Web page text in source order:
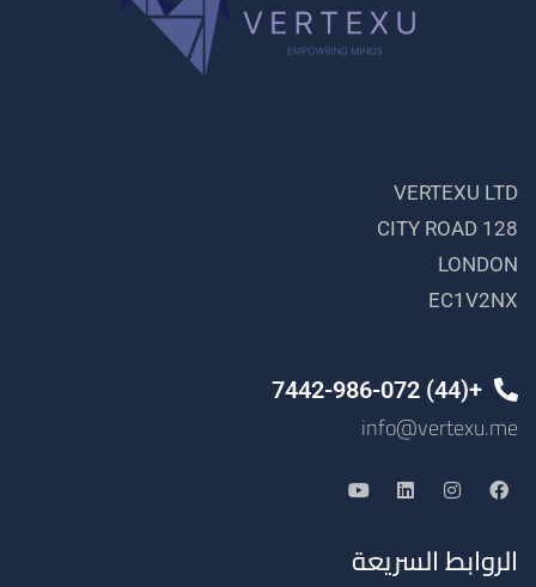
VERTEXU LTD
128 CITY ROAD
LONDON
EC1V2NX
+(44) 7442-986-072
info@vertexu.me
الروابط السريعة